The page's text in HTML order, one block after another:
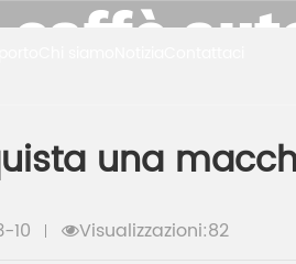
caffè
una
10 Visualizzazioni:82